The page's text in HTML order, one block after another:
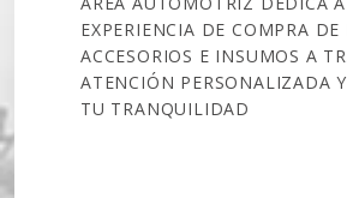
EXPERIENCIA DE COMPRA DE
ACCESORIOS E INSUMOS A
ATENCIÓN PERSONALIZADA
TU TRANQUILIDAD